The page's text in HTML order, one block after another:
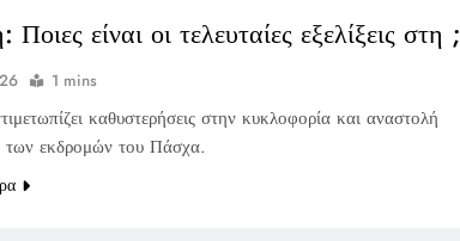
είναι οι τελευταίες εξελίξεις στη ;
1 mins
καθυστερήσεις στην κυκλοφορία και αναστολή
των εκδρομών του Πάσχα.